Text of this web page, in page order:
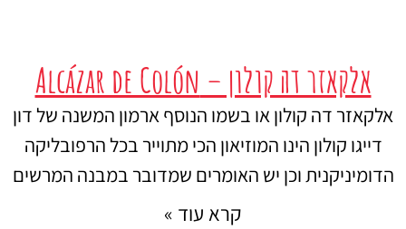
אלקאזר דה קולון – Alcázar de Colón
אלקאזר דה קולון או בשמו הנוסף ארמון המשנה של דון
דייגו קולון הינו המוזיאון הכי מתוייר בכל הרפובליקה
הדומיניקנית וכן יש האומרים שמדובר במבנה המרשים
קרא עוד »